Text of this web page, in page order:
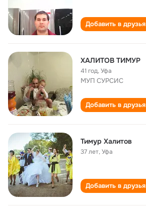
Добавить в друзья
ХАЛИТОВ ТИМУР
41 год,Уфа
МУП СУРСИС
Добавить в друзья
Тимур Халитов
37 лет,Уфа
Добавить в друзья